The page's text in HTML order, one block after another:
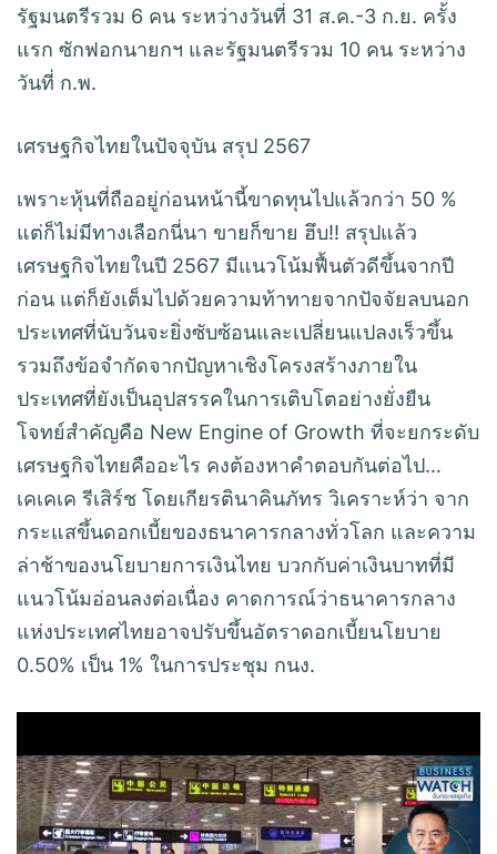
รัฐมนตรีรวม 6 คน ระหว่างวันที่ 31 ส.ค.-3 ก.ย. ครั้ง
แรก ซักฟอกนายกฯ และรัฐมนตรีรวม 10 คน ระหว่าง
วันที่ ก.พ.
เศรษฐกิจไทยในปัจจุบัน สรุป 2567
เพราะหุ้นที่ถืออยู่ก่อนหน้านี้ขาดทุนไปแล้วกว่า 50 %
แต่ก็ไม่มีทางเลือกนี่นา ขายก็ขาย ฮึบ!! สรุปแล้ว
เศรษฐกิจไทยในปี 2567 มีแนวโน้มฟื้นตัวดีขึ้นจากปี
ก่อน แต่ก็ยังเต็มไปด้วยความท้าทายจากปัจจัยลบนอก
ประเทศที่นับวันจะยิ่งซับซ้อนและเปลี่ยนแปลงเร็วขึ้น
รวมถึงข้อจำกัดจากปัญหาเชิงโครงสร้างภายใน
ประเทศที่ยังเป็นอุปสรรคในการเติบโตอย่างยั่งยืน
โจทย์สำคัญคือ New Engine of Growth ที่จะยกระดับ
เศรษฐกิจไทยคืออะไร คงต้องหาคำตอบกันต่อไป…
เคเคเค รีเสิร์ช โดยเกียรตินาคินภัทร วิเคราะห์ว่า จาก
กระแสขึ้นดอกเบี้ยของธนาคารกลางทั่วโลก และความ
ล่าช้าของนโยบายการเงินไทย บวกกับค่าเงินบาทที่มี
แนวโน้มอ่อนลงต่อเนื่อง คาดการณ์ว่าธนาคารกลาง
แห่งประเทศไทยอาจปรับขึ้นอัตราดอกเบี้ยนโยบาย
0.50% เป็น 1% ในการประชุม กนง.